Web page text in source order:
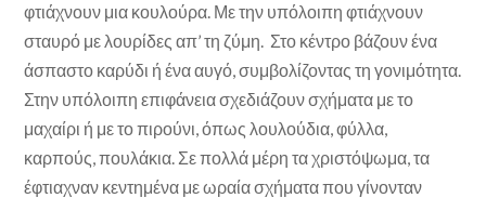
φτιάχνουν μια κουλούρα. Με την υπόλοιπη φτιάχνουν
σταυρό με λουρίδες απ’ τη ζύμη. Στο κέντρο βάζουν ένα
άσπαστο καρύδι ή ένα αυγό, συμβολίζοντας τη γονιμότητα.
Στην υπόλοιπη επιφάνεια σχεδιάζουν σχήματα με το
μαχαίρι ή με το πιρούνι, όπως λουλούδια, φύλλα,
καρπούς, πουλάκια. Σε πολλά μέρη τα χριστόψωμα, τα
έφτιαχναν κεντημένα με ωραία σχήματα που γίνονταν